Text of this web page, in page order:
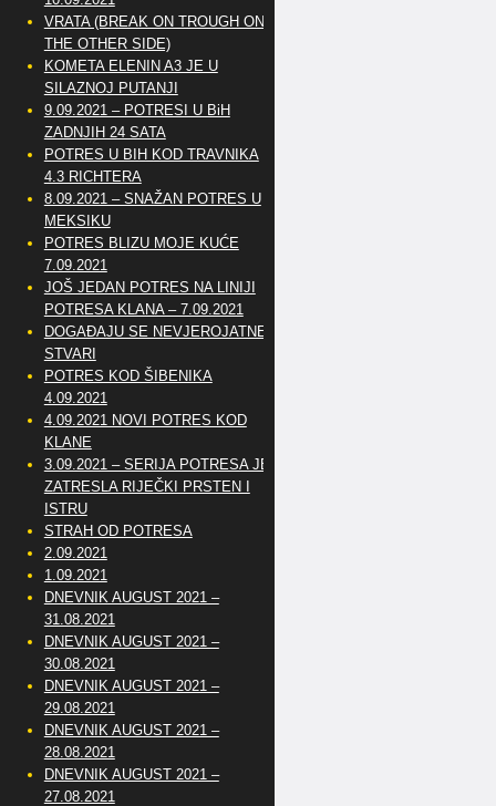
VRATA (BREAK ON TROUGH ON
THE OTHER SIDE)
KOMETA ELENIN A3 JE U
SILAZNOJ PUTANJI
9.09.2021 – POTRESI U BiH
ZADNJIH 24 SATA
POTRES U BIH KOD TRAVNIKA
4.3 RICHTERA
8.09.2021 – SNAŽAN POTRES U
MEKSIKU
POTRES BLIZU MOJE KUĆE
7.09.2021
JOŠ JEDAN POTRES NA LINIJI
POTRESA KLANA – 7.09.2021
DOGAĐAJU SE NEVJEROJATNE
STVARI
POTRES KOD ŠIBENIKA
4.09.2021
4.09.2021 NOVI POTRES KOD
KLANE
3.09.2021 – SERIJA POTRESA JE
ZATRESLA RIJEČKI PRSTEN I
ISTRU
STRAH OD POTRESA
2.09.2021
1.09.2021
DNEVNIK AUGUST 2021 –
31.08.2021
DNEVNIK AUGUST 2021 –
30.08.2021
DNEVNIK AUGUST 2021 –
29.08.2021
DNEVNIK AUGUST 2021 –
28.08.2021
DNEVNIK AUGUST 2021 –
27.08.2021